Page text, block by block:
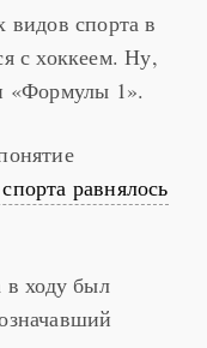
спорта в
с хоккеем. Ну,
«Формулы 1».
равнялось
в ходу был